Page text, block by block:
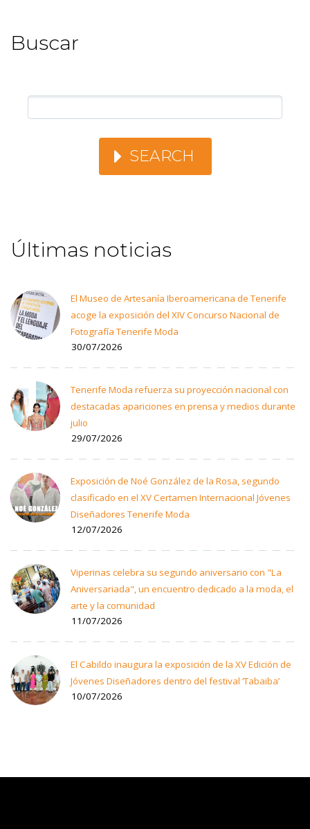
Buscar
SEARCH
Últimas noticias
El Museo de Artesanía Iberoamericana de Tenerife
acoge la exposición del XIV Concurso Nacional de
Fotografía Tenerife Moda
30/07/2026
Tenerife Moda refuerza su proyección nacional con
destacadas apariciones en prensa y medios durante
julio
29/07/2026
Exposición de Noé González de la Rosa, segundo
clasificado en el XV Certamen Internacional Jóvenes
Diseñadores Tenerife Moda
12/07/2026
Viperinas celebra su segundo aniversario con "La
Aniversariada", un encuentro dedicado a la moda, el
arte y la comunidad
11/07/2026
El Cabildo inaugura la exposición de la XV Edición de
Jóvenes Diseñadores dentro del festival ‘Tabaiba’
10/07/2026